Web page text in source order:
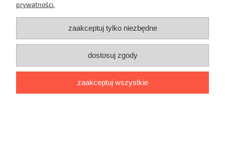
O nas
Paderewskiego 2/26; 80-170 Gdańsk
do nas:791116003 Napisz do nas:kontakt@malimodnisie.pl
pokaż pełną wersję strony
prywatności.
zaakceptuj tylko niezbędne
dostosuj zgody
zaakceptuj wszystkie